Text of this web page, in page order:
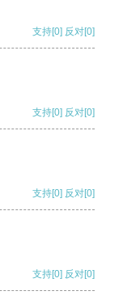
支持[0] 反对[0]
支持[0] 反对[0]
支持[0] 反对[0]
支持[0] 反对[0]